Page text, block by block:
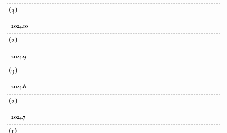
(3)
2024.10
(2)
2024.9
(3)
2024.8
(2)
2024.7